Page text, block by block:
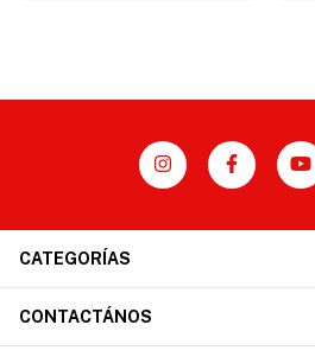
CATEGORÍAS
CONTACTÁNOS